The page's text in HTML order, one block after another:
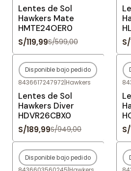
Lentes de Sol
Hawkers Mate
HMTE24OER0
S/119,99S/599,00
-80%OFF
Agotado
Disponible bajo pedido
8436617247972|Hawkers
Lentes de Sol
Hawkers Diver
HDVR26CBX0
S/189,99S/949,00
-80%OFF
Disponible bajo pedido